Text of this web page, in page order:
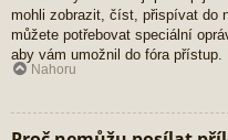
mohli zobrazit, číst, přispívat do
můžete potřebovat speciální
aby vám umožnil do fóra přístup.
Nahoru